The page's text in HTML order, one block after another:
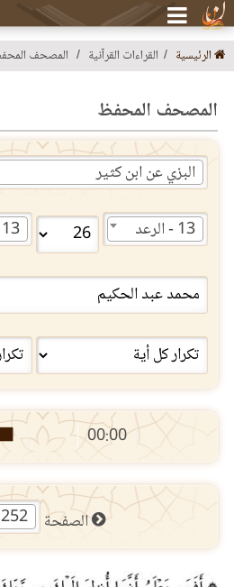
الرئيسية القراءات القرآنية المصحف
المصحف المحفظ
البزي عن ابن كثير
13 - الرعد 13 - الرعد
00:00
الصفحة 252